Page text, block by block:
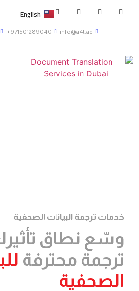
971501289040+
97142945585+
English
البيانات الصحفية
نطاق تأثيرك مع
محترفةللبيانات